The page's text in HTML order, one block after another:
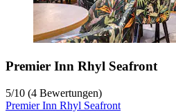
Premier Inn Rhyl Seafront
5/10 (4 Bewertungen)
Premier Inn Rhyl Seafront